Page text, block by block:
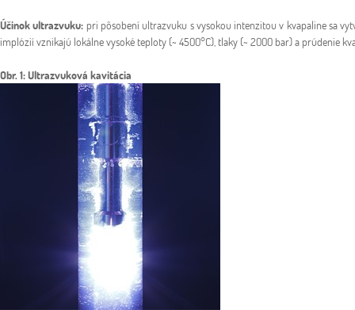
Účinok ultrazvuku: pri pôsobení ultrazvuku s vysokou intenzitou v kvapaline sa
implózií vznikajú lokálne vysoké teploty (~ 4500°C), tlaky (~ 2000 bar) a prúdenie
Obr. 1: Ultrazvuková kavitácia